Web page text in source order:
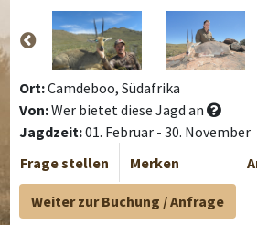
Ort:Camdeboo, Südafrika
Von:Wer bietet diese Jagd an
Jagdzeit:01. Februar - 30. November
Frage stellen
Merken
Weiter zur Buchung / Anfrage